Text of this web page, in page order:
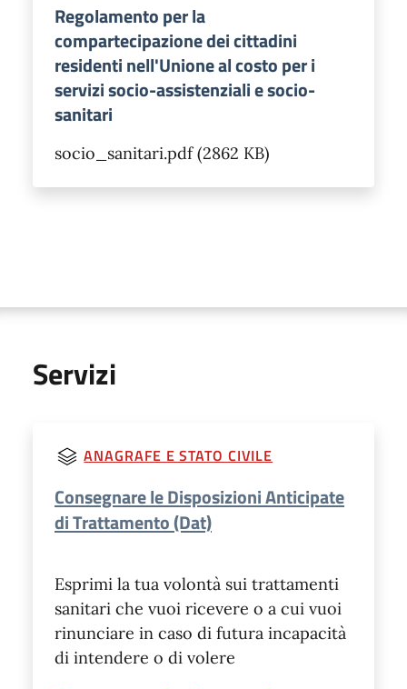
Regolamento per la
compartecipazione dei cittadini
residenti nell'Unione al costo per i
servizi socio-assistenziali e socio-
sanitari
socio_sanitari.pdf (2862 KB)
Servizi
ANAGRAFE E STATO CIVILE
Consegnare le Disposizioni Anticipate
di Trattamento (Dat)
Esprimi la tua volontà sui trattamenti
sanitari che vuoi ricevere o a cui vuoi
rinunciare in caso di futura incapacità
di intendere o di volere